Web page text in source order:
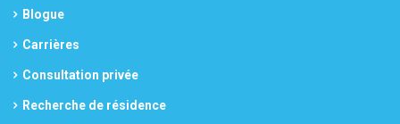
Blogue
Carrières
Consultation privée
Recherche de résidence